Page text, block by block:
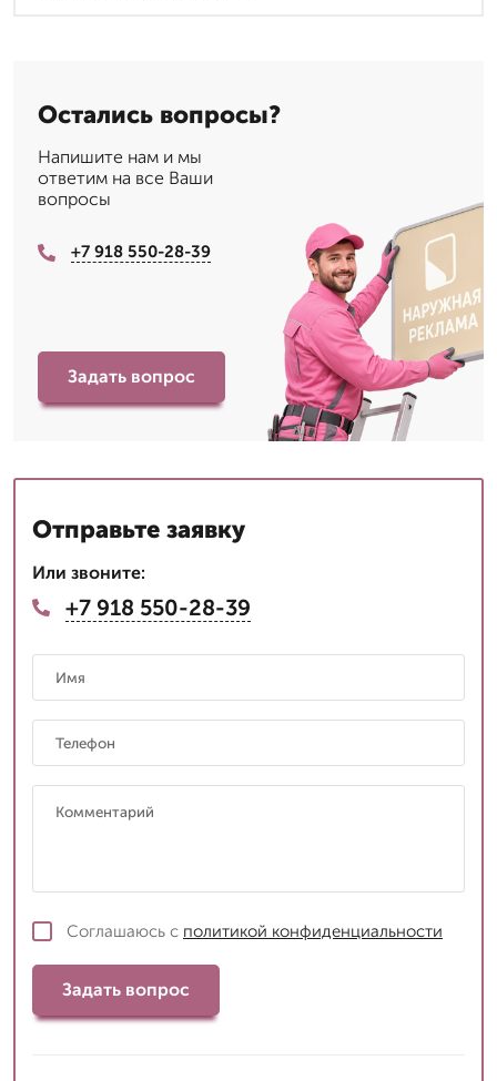
Остались вопросы?
Напишите нам и мы
ответим на все Ваши
вопросы
+7 918 550-28-39
Задать вопрос
Отправьте заявку
Или звоните:
+7 918 550-28-39
Соглашаюсь с политикой конфиденциальности
Задать вопрос